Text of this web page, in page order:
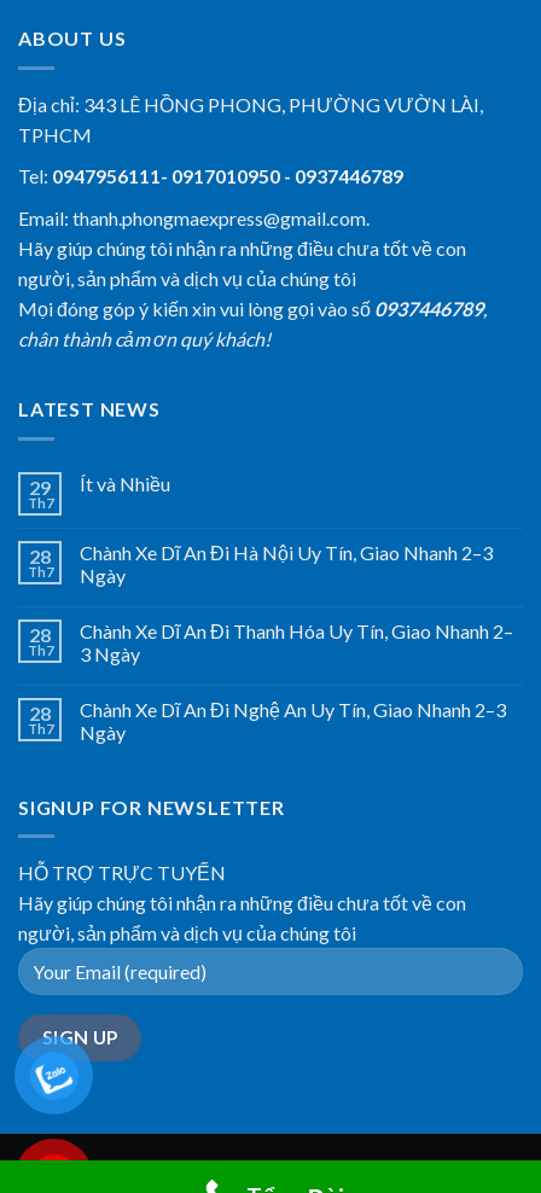
ABOUT US
Địa chỉ: 343 LÊ HỒNG PHONG, PHƯỜNG VƯỜN LÀI,
TPHCM
Tel: 0947956111- 0917010950 - 0937446789
Email: thanh.phongmaexpress@gmail.com.
Hãy giúp chúng tôi nhận ra những điều chưa tốt về con
người, sản phẩm và dịch vụ của chúng tôi
Mọi đóng góp ý kiến xin vui lòng gọi vào số 0937446789,
chân thành cảm ơn quý khách!
LATEST NEWS
29
Th7
Ít và Nhiều
28
Th7
Chành Xe Dĩ An Đi Hà Nội Uy Tín, Giao Nhanh 2–3
Ngày
28
Th7
Chành Xe Dĩ An Đi Thanh Hóa Uy Tín, Giao Nhanh 2–
3 Ngày
28
Th7
Chành Xe Dĩ An Đi Nghệ An Uy Tín, Giao Nhanh 2–3
Ngày
SIGNUP FOR NEWSLETTER
HỖ TRỢ TRỰC TUYẾN
Hãy giúp chúng tôi nhận ra những điều chưa tốt về con
người, sản phẩm và dịch vụ của chúng tôi
OUR STORIES